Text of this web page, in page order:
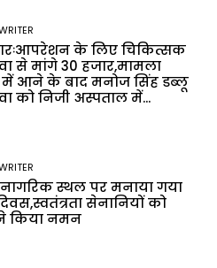
के लिए चिकित्सक
से मांगे 30 हजार,मामला
में आने के बाद मनोज सिंह डब्लू
को निजी अस्पताल में...
नागरिक स्थल पर मनाया गया
सेनानियों को
किया नमन